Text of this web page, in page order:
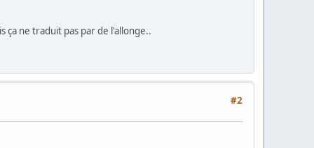
ça ne traduit pas par de l'allonge..
#2